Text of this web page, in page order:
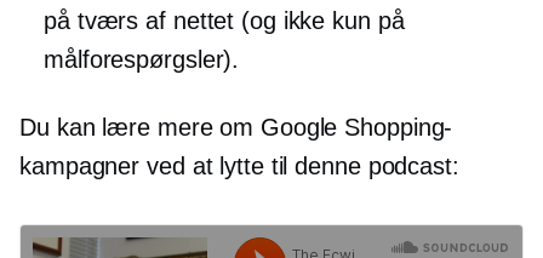
på tværs af nettet (og ikke kun på
målforespørgsler).
Du kan lære mere om Google Shopping-
kampagner ved at lytte til denne podcast: